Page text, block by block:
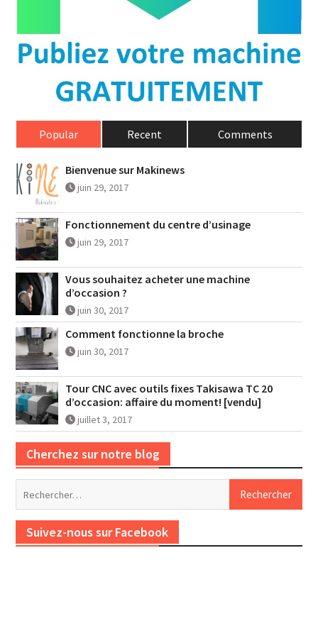
Popular Recent Comments
Bienvenue sur Makinews
juin 29, 2017
Fonctionnement du centre d’usinage
juin 29, 2017
Vous souhaitez acheter une machine
d’occasion ?
juin 30, 2017
Comment fonctionne la broche
juin 30, 2017
Tour CNC avec outils fixes Takisawa TC 20
d’occasion: affaire du moment! [vendu]
juillet 3, 2017
Cherchez sur notre blog
Suivez-nous sur Facebook